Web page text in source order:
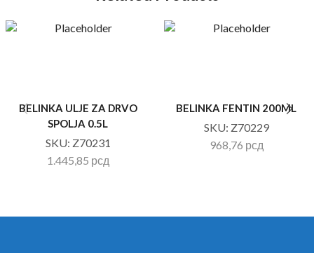
BELINKA ULJE ZA DRVO
SPOLJA 0.5L
SKU: Z70231
1.445,85 рсд
BELINKA FENTIN 200ML
SKU: Z70229
968,76 рсд